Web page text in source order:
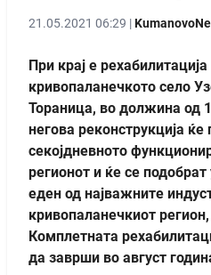
21.05.2021 06:29 |
При крај е
кривопаланечкото село
Тораница, во должина од
негова реконструкција ќе
секојдневното
регионот и ќе се
еден од најважните
кривопаланечкиот
Комплетната
да заврши во август